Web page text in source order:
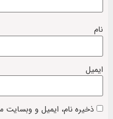
نام
ایمیل
ذخیره نام، ایمیل و وبسایت